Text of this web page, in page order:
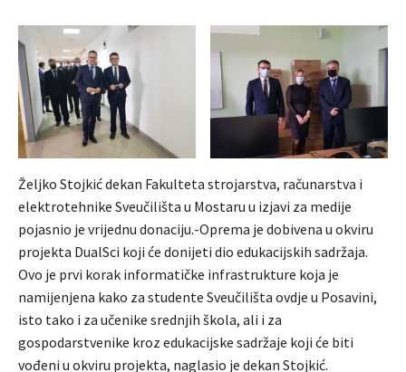
Željko Stojkić dekan Fakulteta strojarstva, računarstva i
elektrotehnike Sveučilišta u Mostaru u izjavi za medije
pojasnio je vrijednu donaciju.-Oprema je dobivena u okviru
projekta DualSci koji će donijeti dio edukacijskih sadržaja.
Ovo je prvi korak informatičke infrastrukture koja je
namijenjena kako za studente Sveučilišta ovdje u Posavini,
isto tako i za učenike srednjih škola, ali i za
gospodarstvenike kroz edukacijske sadržaje koji će biti
vođeni u okviru projekta, naglasio je dekan Stojkić.